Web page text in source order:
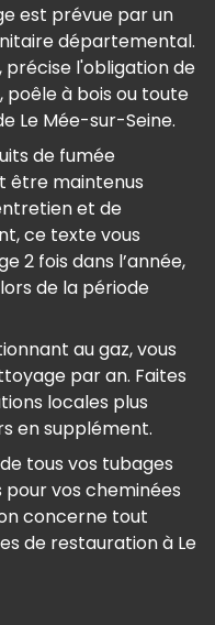
est prévue par un
départemental.
précise l'obligation de
à bois ou toute
Le Mée-sur-Seine.
de fumée
être maintenus
et de
ce texte vous
2 fois dans l’année,
de la période
au gaz, vous
par an. Faites
locales plus
en supplément.
tous vos tubages
vos cheminées
concerne tout
de restauration à Le